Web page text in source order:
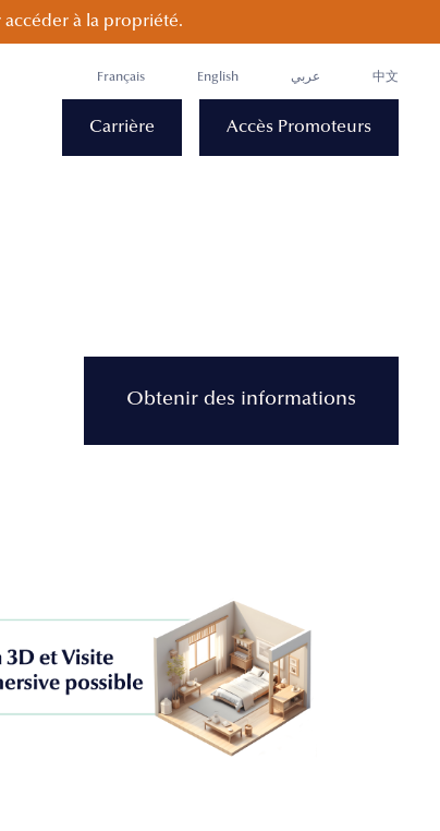
à la propriété.
Français English عربي 中文
Carrière Accès Promoteurs
Obtenir des informations